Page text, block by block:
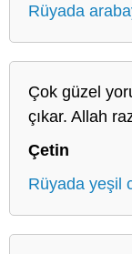
Rüyada
Çok güzel
çıkar. Allah
Çetin
Rüyada yeşil